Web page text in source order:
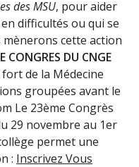
des MSU, pour aider
difficultés ou qui se
cette action
CONGRES DU CNGE
de la Médecine
groupées avant le
Le 23ème Congrès
29 novembre au 1er
permet une
: Inscrivez Vous